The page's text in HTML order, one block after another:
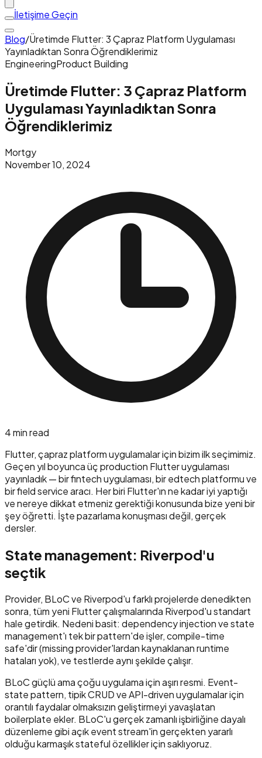
İletişime Geçin
Blog/Üretimde Flutter: 3 Çapraz Platform Uygulaması
Yayınladıktan Sonra Öğrendiklerimiz
EngineeringProduct Building
Üretimde Flutter: 3 Çapraz Platform
Uygulaması Yayınladıktan Sonra
Öğrendiklerimiz
Mortgy
November 10, 2024
4min read
Flutter, çapraz platform uygulamalar için bizim ilk seçimimiz.
Geçen yıl boyunca üç production Flutter uygulaması
yayınladık — bir fintech uygulaması, bir edtech platformu ve
bir field service aracı. Her biri Flutter'ın ne kadar iyi yaptığı
ve nereye dikkat etmeniz gerektiği konusunda bize yeni bir
şey öğretti. İşte pazarlama konuşması değil, gerçek
dersler.
State management: Riverpod'u
seçtik
Provider, BLoC ve Riverpod'u farklı projelerde denedikten
sonra, tüm yeni Flutter çalışmalarında Riverpod'u standart
hale getirdik. Nedeni basit: dependency injection ve state
management'ı tek bir pattern'de işler, compile-time
safe'dir (missing provider'lardan kaynaklanan runtime
hataları yok), ve testlerde aynı şekilde çalışır.
BLoC güçlü ama çoğu uygulama için aşırı resmi. Event-
state pattern, tipik CRUD ve API-driven uygulamalar için
orantılı faydalar olmaksızın geliştirmeyi yavaşlatan
boilerplate ekler. BLoC'u gerçek zamanlı işbirliğine dayalı
düzenleme gibi açık event stream'in gerçekten yararlı
olduğu karmaşık stateful özellikler için saklıyoruz.